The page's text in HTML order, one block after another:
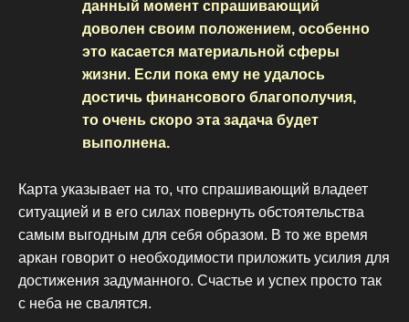
данный момент спрашивающий
доволен своим положением, особенно
это касается материальной сферы
жизни. Если пока ему не удалось
достичь финансового благополучия,
то очень скоро эта задача будет
выполнена.
Карта указывает на то, что спрашивающий владеет
ситуацией и в его силах повернуть обстоятельства
самым выгодным для себя образом. В то же время
аркан говорит о необходимости приложить усилия для
достижения задуманного. Счастье и успех просто так
с неба не свалятся.